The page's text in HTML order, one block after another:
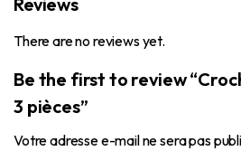
There are no reviews yet.
Be the first to review
3 pièces”
Votre adresse e-mail ne sera pas